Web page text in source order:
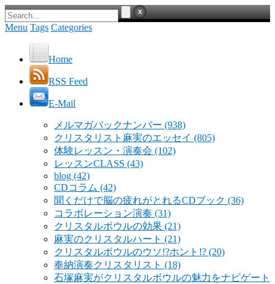
Menu Tags Categories
Home
RSS Feed
E-Mail
メルマガバックナンバー (938)
クリスタリスト麻実のエッセイ (805)
体験レッスン・演奏会 (102)
レッスンCLASS (43)
blog (42)
CDコラム (42)
聞くだけで脳の疲れがとれるCDブック (36)
コラボレーション演奏 (31)
クリスタルボウルの効果 (21)
麻実のクリスタルハート (21)
クリスタルボウルのウソ!?ホント!? (20)
奉納演奏クリスタリスト (18)
石塚麻実がクリスタルボウルの魅力をナビゲート